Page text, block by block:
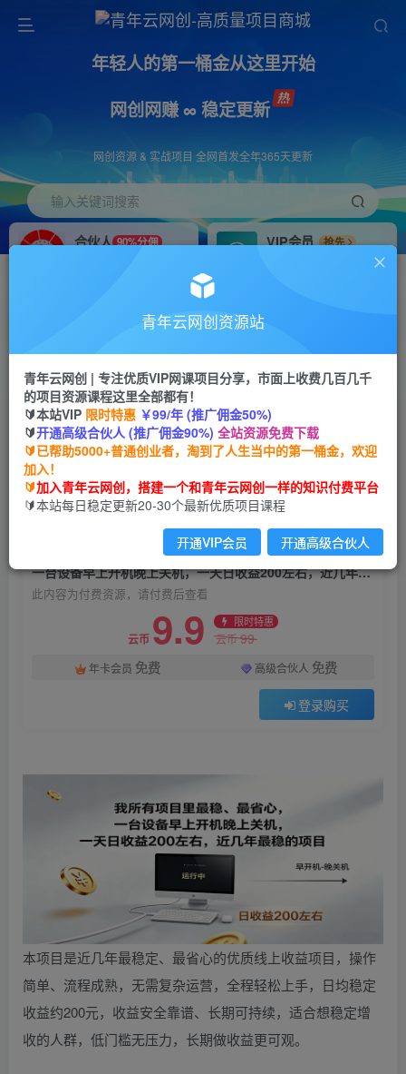
年轻人的第一桶金从这里开始
网创网赚 ∞ 稳定更新
网创资源 & 实战项目 全网首发全年365天更新
输入关键词搜索
合伙人 90%分佣
VIP会员
抢先
搭建同款网站，自己当老板
首页 创业课程 会员免费 正文
一台设备早上开机晚上关机，一天日收益200左
右，近几年最稳的项目
青年云网创
1个月前发布
关注 私信
一台设备早上开机晚上关机，一天日收益200左右，近几年最稳的项目
此内容为付费资源，请付费后查看
云币 9.9 限时特惠
云币99
年卡会员 免费 高级合伙人 免费
登录购买
本项目是近几年最稳定、最省心的优质线上收益项目，操作
简单、流程成熟，无需复杂运营，全程轻松上手，日均稳定
收益约200元，收益安全靠谱、长期可持续，适合想稳定增
收的人群，低门槛无压力，长期做收益更可观。
青年云网创资源站
青年云网创 | 专注优质VIP网课项目分享，市面上收费几百几千
的项目资源课程这里全部都有！
🔰本站VIP 限时特惠 ￥99/年 (推广佣金50%)
🔰开通高级合伙人 (推广佣金90%) 全站资源免费下载
🔰已帮助5000+普通创业者，淘到了人生当中的第一桶金，欢迎
加入！
🔰加入青年云网创，搭建一个和青年云网创一样的知识付费平台
🔰本站每日稳定更新20-30个最新优质项目课程
开通VIP会员 开通高级合伙人